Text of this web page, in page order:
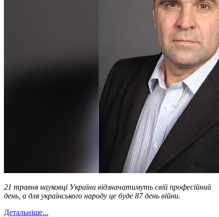
21 травня науковці України відзначатимуть свій професійний
день, а для українського народу це буде 87 день війни.
Детальніше...